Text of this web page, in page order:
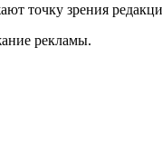
точку зрения
рекламы.